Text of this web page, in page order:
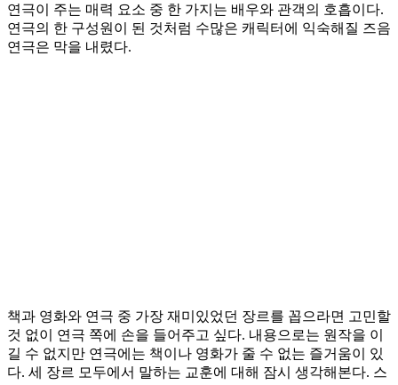
연극이 주는 매력 요소 중 한 가지는 배우와 관객의 호흡이다.
연극의 한 구성원이 된 것처럼 수많은 캐릭터에 익숙해질 즈음
연극은 막을 내렸다.
책과 영화와 연극 중 가장 재미있었던 장르를 꼽으라면 고민할
것 없이 연극 쪽에 손을 들어주고 싶다. 내용으로는 원작을 이
길 수 없지만 연극에는 책이나 영화가 줄 수 없는 즐거움이 있
다. 세 장르 모두에서 말하는 교훈에 대해 잠시 생각해본다. 스